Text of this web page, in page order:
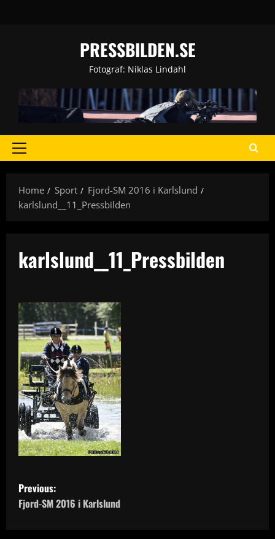
PRESSBILDEN.SE
Fotograf: Niklas Lindahl
Primary
Home
Sport
Fjord-SM 2016 i Karlslund
karlslund__11_Pressbilden
karlslund__11_Pressbilden
P
o
Previous:
Fjord-SM 2016 i Karlslund